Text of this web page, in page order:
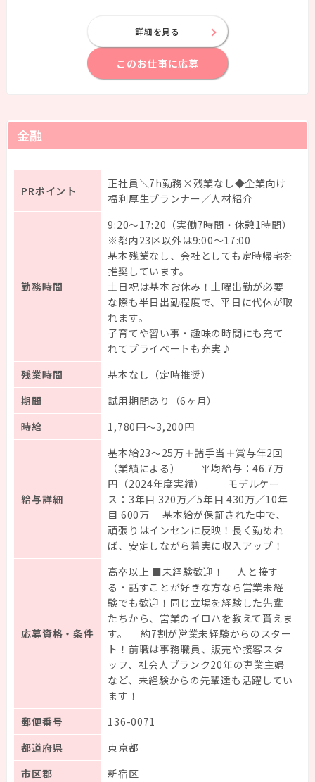
詳細を見る
このお仕事に応募
金融
PRポイント
正社員＼7h勤務×残業なし◆企業向け
福利厚生プランナー／人材紹介
勤務時間
9:20～17:20（実働7時間・休憩1時間）
※都内23区以外は9:00～17:00
基本残業なし、会社としても定時帰宅を
推奨しています。
土日祝は基本お休み！土曜出勤が必要
な際も半日出勤程度で、平日に代休が取
れます。
子育てや習い事・趣味の時間にも充て
れてプライベートも充実♪
残業時間
基本なし（定時推奨）
期間
試用期間あり（6ヶ月）
時給
1,780円～3,200円
給与詳細
基本給23～25万＋諸手当＋賞与年2回
（業績による） 平均給与：46.7万
円（2024年度実績） モデルケー
ス：3年目 320万／5年目 430万／10年
目 600万 基本給が保証された中で、
頑張りはインセンに反映！長く勤めれ
ば、安定しながら着実に収入アップ！
応募資格・条件
高卒以上 ■未経験歓迎！ 人と接す
る・話すことが好きな方なら営業未経
験でも歓迎！同じ立場を経験した先輩
たちから、営業のイロハを教えて貰えま
す。 約7割が営業未経験からのスター
ト！前職は事務職員、販売や接客スタ
ッフ、社会人ブランク20年の専業主婦
など、未経験からの先輩達も活躍してい
ます！
郵便番号
136-0071
都道府県
東京都
市区郡
新宿区